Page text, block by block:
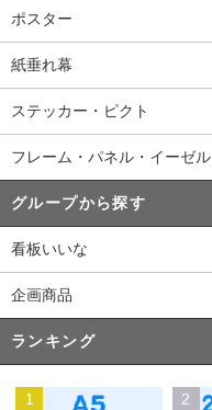
ポスター
紙垂れ幕
ステッカー・ピクト
フレーム・パネル・イーゼル
グループから探す
看板いいな
企画商品
ランキング
1 2